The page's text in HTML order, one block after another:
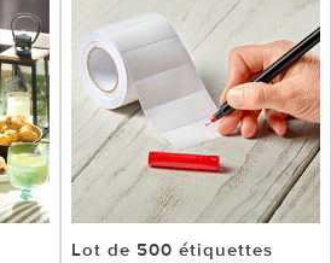
Lot de 500 étiquettes